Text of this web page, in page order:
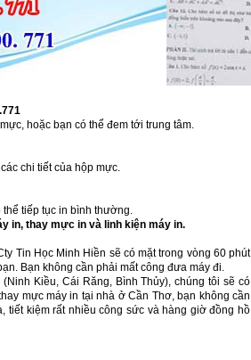
hoặc bạn có thể đem tới trung tâm.
chi tiết của hộp mực.
tiếp tục in bình thường.
in, thay mực in và linh kiện máy in.
Tin Học Minh Hiền sẽ có mặt trong vòng 60 phút
Bạn không cần phải mất công đưa máy đi.
Kiều, Cái Răng, Bình Thủy), chúng tôi sẽ có
mực máy in tại nhà ở Cần Thơ, bạn không cần
tiết kiệm rất nhiều công sức và hàng giờ đồng hồ